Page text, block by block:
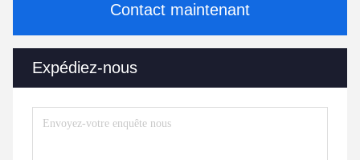
Contact maintenant
Expédiez-nous